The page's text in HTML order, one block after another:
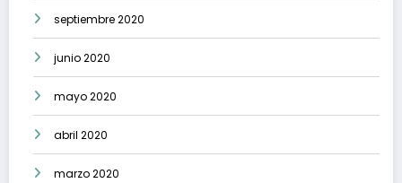
septiembre 2020
junio 2020
mayo 2020
abril 2020
marzo 2020